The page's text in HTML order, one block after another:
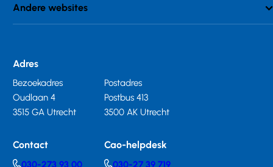
Andere websites
Adres
Bezoekadres
Oudlaan 4
3515 GA Utrecht
Postadres
Postbus 413
3500 AK Utrecht
Contact
030-273 93 00
Cao-helpdesk
030-27 39 719